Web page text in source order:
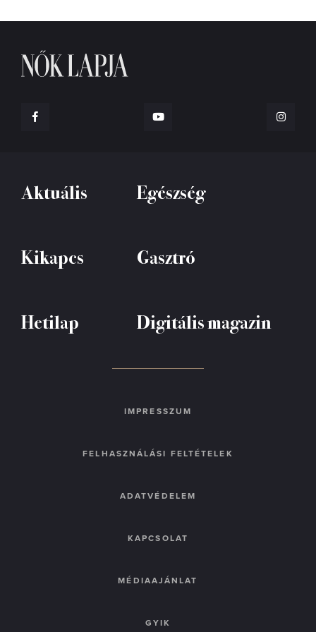
Aktuális Egészség
Kikapcs Gasztró
Hetilap Digitális magazin
IMPRESSZUM
FELHASZNÁLÁSI FELTÉTELEK
ADATVÉDELEM
KAPCSOLAT
MÉDIAAJÁNLAT
GYIK